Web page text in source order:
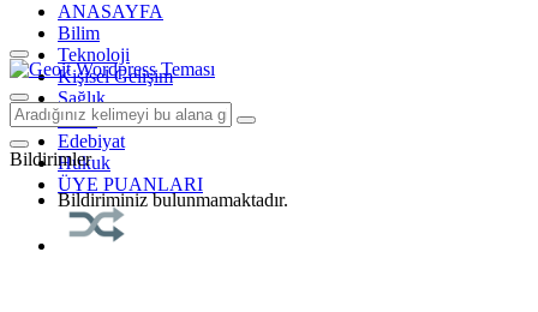
ANASAYFA
Bilim
Teknoloji
Kişisel Gelişim
Sağlık
Tarih
Edebiyat
Hukuk
ÜYE PUANLARI
Bildirimler
Bildiriminiz bulunmamaktadır.